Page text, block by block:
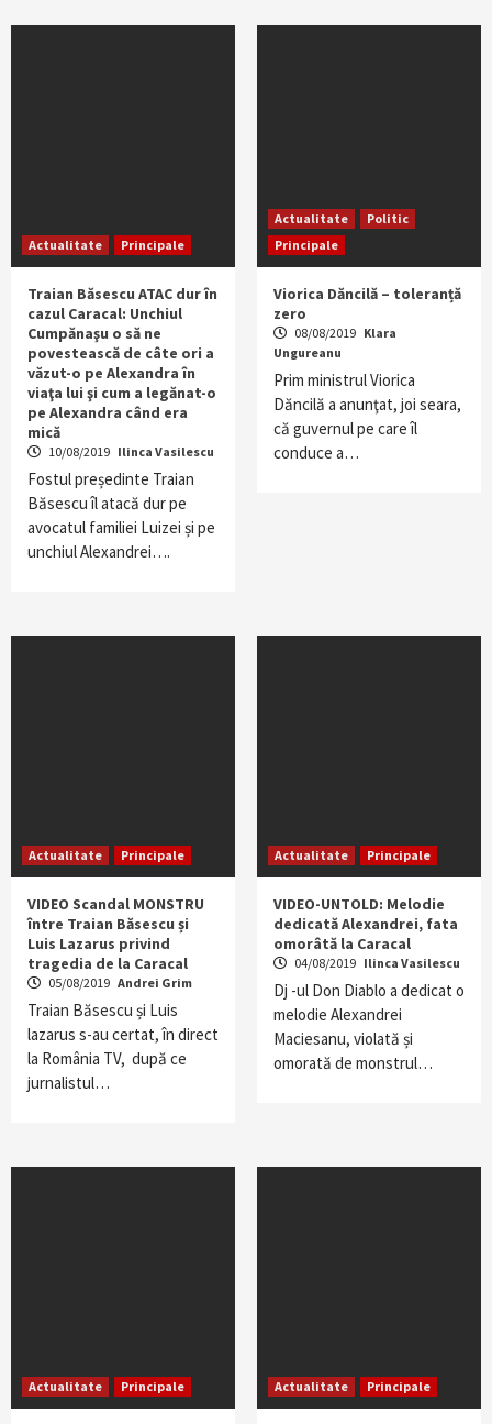
Actualitate Principale
Traian Băsescu ATAC dur în
cazul Caracal: Unchiul
Cumpănaşu o să ne
povestească de câte ori a
văzut-o pe Alexandra în
viaţa lui şi cum a legănat-o
pe Alexandra când era
mică
10/08/2019 Ilinca Vasilescu
Fostul președinte Traian
Băsescu îl atacă dur pe
avocatul familiei Luizei și pe
unchiul Alexandrei….
Actualitate
Politic
Principale
Viorica Dăncilă – toleranță
zero
08/08/2019 Klara
Ungureanu
Prim ministrul Viorica
Dăncilă a anunţat, joi seara,
că guvernul pe care îl
conduce a…
Actualitate Principale
VIDEO Scandal MONSTRU
între Traian Băsescu și
Luis Lazarus privind
tragedia de la Caracal
05/08/2019 Andrei Grim
Traian Băsescu și Luis
lazarus s-au certat, în direct
la România TV, după ce
jurnalistul…
Actualitate Principale
VIDEO-UNTOLD: Melodie
dedicată Alexandrei, fata
omorâtă la Caracal
04/08/2019 Ilinca Vasilescu
Dj -ul Don Diablo a dedicat o
melodie Alexandrei
Maciesanu, violată și
omorată de monstrul…
Actualitate Principale Actualitate Principale